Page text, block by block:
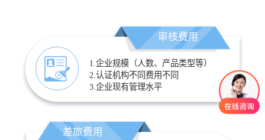
审核费用
1.企业规模（人数、产品类型等）
2.认证机构不同费用不同
3.企业现有管理水平
差旅费用